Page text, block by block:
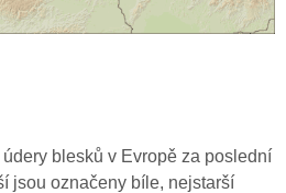
blesků v Evropě za poslední
jsou označeny bíle, nejstarší